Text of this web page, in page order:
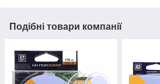
Подібні товари компанії